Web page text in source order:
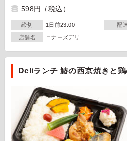
598円 （税込）
締切 1日前23:00 配
店舗名 ニナーズデリ
Deliランチ 鰆の西京焼きと